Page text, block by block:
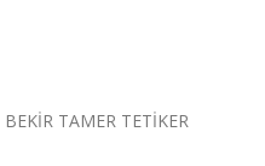
BEKİR TAMER TETİKER